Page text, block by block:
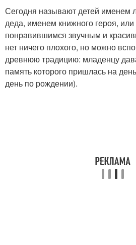
Сегодня называют детей именем
деда, именем книжного героя, или
понравившимся звучным и
нет ничего плохого, но можно
древнюю традицию: младенцу
память которого пришлась на
день по рождении).